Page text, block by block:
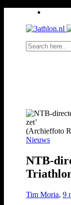
(Archieffoto
Nieuws
NTB-
Tim Moria, 9